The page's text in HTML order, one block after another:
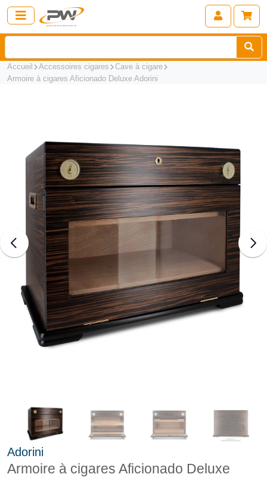
Accueil Accessoires cigares
Cave à cigare
Armoire à cigares Aficionado Deluxe Adorini
Adorini
Armoire à cigares Aficionado Deluxe